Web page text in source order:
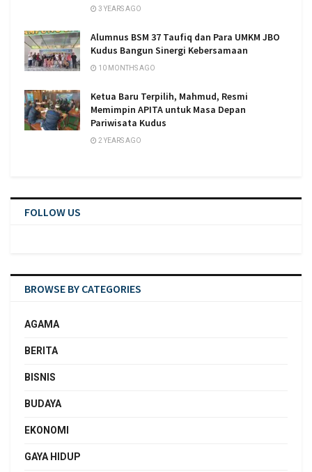
3 YEARS AGO
Alumnus BSM 37 Taufiq dan Para UMKM JBO
Kudus Bangun Sinergi Kebersamaan
10 MONTHS AGO
Ketua Baru Terpilih, Mahmud, Resmi
Memimpin APITA untuk Masa Depan
Pariwisata Kudus
2 YEARS AGO
FOLLOW US
BROWSE BY CATEGORIES
AGAMA
BERITA
BISNIS
BUDAYA
EKONOMI
GAYA HIDUP